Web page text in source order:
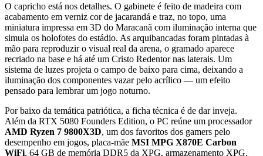
O capricho está nos detalhes. O gabinete é feito de madeira com
acabamento em verniz cor de jacarandá e traz, no topo, uma
miniatura impressa em 3D do Maracanã com iluminação interna que
simula os holofotes do estádio. As arquibancadas foram pintadas à
mão para reproduzir o visual real da arena, o gramado aparece
recriado na base e há até um Cristo Redentor nas laterais. Um
sistema de luzes projeta o campo de baixo para cima, deixando a
iluminação dos componentes vazar pelo acrílico — um efeito
pensado para lembrar um jogo noturno.
Por baixo da temática patriótica, a ficha técnica é de dar inveja.
Além da RTX 5080 Founders Edition, o PC reúne um processador
AMD Ryzen 7 9800X3D, um dos favoritos dos gamers pelo
desempenho em jogos, placa-mãe MSI MPG X870E Carbon
WiFi, 64 GB de memória DDR5 da XPG, armazenamento XPG,